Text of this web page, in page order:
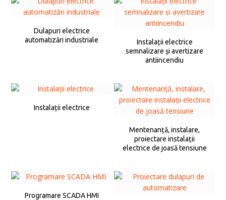
Dulapuri electrice
automatizări industriale
Instalații electrice
semnalizare și avertizare
antiincendiu
Instalații electrice
Mentenanță, instalare,
proiectare instalații
electrice de joasă tensiune
Programare SCADA HMI